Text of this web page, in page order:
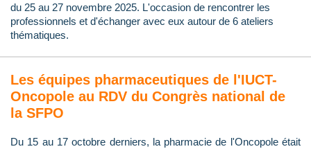
du 25 au 27 novembre 2025. L'occasion de rencontrer les
professionnels et d'échanger avec eux autour de 6 ateliers
thématiques.
Les équipes pharmaceutiques de l'IUCT-
Oncopole au RDV du Congrès national de
la SFPO
Du 15 au 17 octobre derniers, la pharmacie de l'Oncopole était